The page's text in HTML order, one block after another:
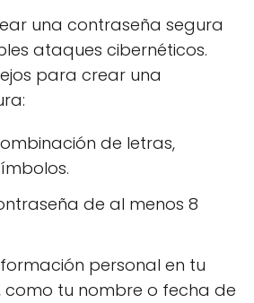
una contraseña segura
ataques cibernéticos.
para crear una
de letras,
de al menos 8
personal en tu
como tu nombre o fecha de